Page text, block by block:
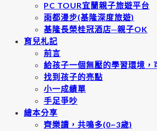
PC TOUR宜蘭親子旅遊平台
雨都漫步(基隆深度旅遊)
基隆長榮桂冠酒店─親子OK
育兒札記
前言
給孩子一個無壓的學習環境，
找到孩子的亮點
小一成績單
手足爭吵
繪本分享
齊樂讀，共鳴多(0~3歲)